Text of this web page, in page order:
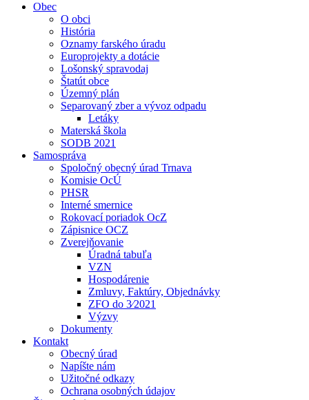
Obec
O obci
História
Oznamy farského úradu
Europrojekty a dotácie
Lošonský spravodaj
Štatút obce
Územný plán
Separovaný zber a vývoz odpadu
Letáky
Materská škola
SODB 2021
Samospráva
Spoločný obecný úrad Trnava
Komisie OcÚ
PHSR
Interné smernice
Rokovací poriadok OcZ
Zápisnice OCZ
Zverejňovanie
Úradná tabuľa
VZN
Hospodárenie
Zmluvy, Faktúry, Objednávky
ZFO do 3⁄2021
Výzvy
Dokumenty
Kontakt
Obecný úrad
Napíšte nám
Užitočné odkazy
Ochrana osobných údajov